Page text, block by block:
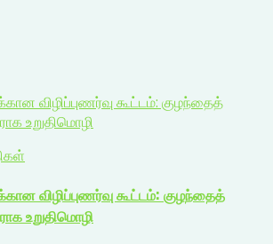
விழிப்புணர்வு கூட்டம்: குழந்தைத்
உறுதிமொழி
விழிப்புணர்வு கூட்டம்: குழந்தைத்
உறுதிமொழி